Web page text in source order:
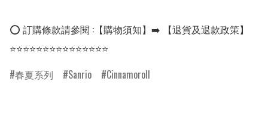
⭕ 訂購條款請參閱 :【購物須知】➡️ 【退貨及退款政策】
春夏系列
Sanrio Cinnamoroll